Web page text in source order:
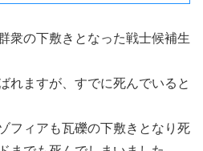
衆の下敷きとなった戦士候補生
れますが、すでに死んでいると
フィアも瓦礫の下敷きとなり死